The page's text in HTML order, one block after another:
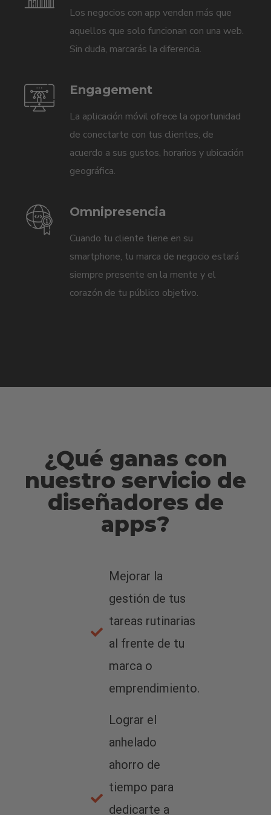
Los negocios con app venden más que
aquellos que solo funcionan con una web.
Sin duda, marcarás la diferencia.
Engagement
La aplicación móvil ofrece la oportunidad
de conectarte con tus clientes, de
acuerdo a sus gustos, horarios y ubicación
geográfica.
Omnipresencia
Cuando tu cliente tiene en su
smartphone, tu marca de negocio estará
siempre presente en la mente y el
corazón de tu público objetivo.
¿Qué ganas con
nuestro servicio de
diseñadores de
apps?
Mejorar la
gestión de tus
tareas rutinarias
al frente de tu
marca o
emprendimiento.
Lograr el
anhelado
ahorro de
tiempo para
dedicarte a